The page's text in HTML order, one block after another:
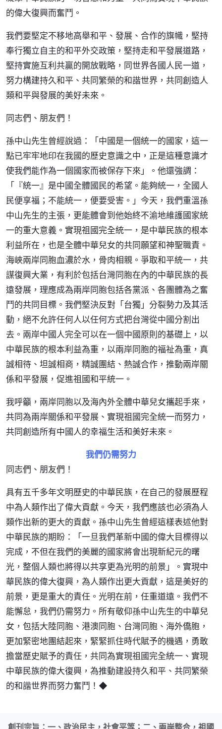
的偉大復興而奮鬥。
我們要堅定不移地高舉和平、發展、合作的旗幟，堅持
奉行獨立自主的和平外交政策，堅持走和平發展道路，
堅持實施互利共贏的開放戰略，同世界各國人民一道，
努力構建持久和平、共同繁榮的和諧世界，共同創造人
類和平與發展的美好未來。
同志們、朋友們！
孫中山先生曾經說過：「中國是一個統一的國家，這一
點已牢牢地印在我國的歷史意識之中，正是這種意識才
使我們能作為一個國家而被保存下來」。他還強調：
「『統一』是中國全體國民的希望。能夠統一，全國人
民便享福；不能統一，便要受害。」今天，我們重溫孫
中山先生的主張，更能體會到他始終不渝地維護國家統
一的重大意義。實現祖國完全統一，是中華民族的根本
利益所在，也是全體中華兒女的共同願望和神聖職責。
海峽兩岸同胞血濃於水，骨肉相親。爭取和平統一，共
謀復興大業，有利於包括台灣同胞在內的中華民族的長
遠發展，理應成為兩岸同胞包括各黨派、各團體為之奮
鬥的共同目標。我們堅決反對「台獨」分裂勢力及其活
動，絕不允許任何人以任何方式把台灣從中國分割出
去。兩岸中國人完全可以在一個中國原則的基礎上，以
中華民族的根本利益為重，以兩岸同胞的福祉為重，真
誠相待、坦誠相商，精誠團結、熱誠合作，推動兩岸關
係和平發展，促進祖國和平統一。
我呼籲，兩岸同胞以及海內外全體中華兒女攜起手來，
共同為兩岸關係和平發展、實現祖國完全統一而努力，
共同創造所有中國人的幸福生活和美好未來。
我們仍需努力
同志們、朋友們！
具有五千多年文明歷史的中華民族，在自己的發展歷程
中為人類作出了偉大貢獻。今天，我們應該也必須為人
類作出新的更大的貢獻。孫中山先生曾經這樣表述他對
中華民族的期盼：「一旦我們革新中國的偉大目標得以
完成，不但在我們的美麗的國家將會出現新紀元的曙
光，整個人類也將得以共享更為光明的前景」。實現中
華民族的偉大復興，為人類作出更大貢獻，這是美好的
前景，更是重大的責任。光明在前，任重道遠。我們不
能懈怠，我們仍需努力。所有敬仰孫中山先生的中華兒
女，包括大陸同胞、港澳同胞、台灣同胞、海外僑胞，
更加緊密地團結起來，緊緊抓住時代賦予的機遇，勇敢
擔當歷史賦予的責任，共同為實現祖國完全統一、實現
中華民族的偉大復興，為推動建設持久和平、共同繁榮
的和諧世界而努力奮鬥！◆